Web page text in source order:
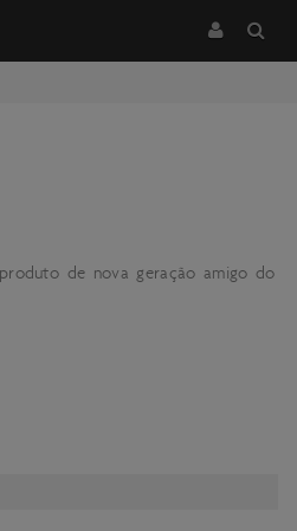
de nova geração amigo do